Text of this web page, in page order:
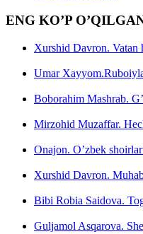
ENG KO’P
Xurshid Davron. Vatan
Umar
Boborahim Mashrab.
Mirzohid Muzaffar.
Onajon. O’zbek
Xurshid Davron.
Bibi Robia Saidova.
Guljamol Asqarova.